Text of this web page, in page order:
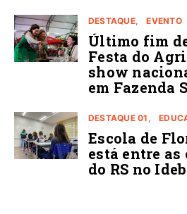
DESTAQUE EVENTO
Último fim
Festa do
show
em Fazenda
DESTAQUE 01
Escola de
está entre
do RS no Ideb